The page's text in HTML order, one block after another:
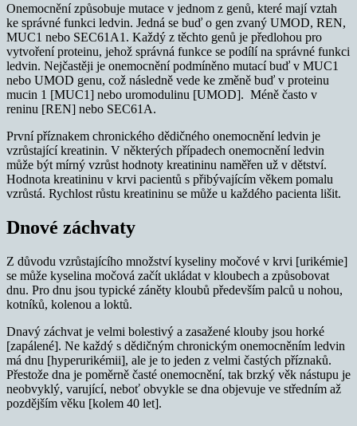
Onemocnění způsobuje mutace v jednom z genů, které mají vztah
ke správné funkci ledvin. Jedná se buď o gen zvaný UMOD, REN,
MUC1 nebo SEC61A1. Každý z těchto genů je předlohou pro
vytvoření proteinu, jehož správná funkce se podílí na správné funkci
ledvin. Nejčastěji je onemocnění podmíněno mutací buď v MUC1
nebo UMOD genu, což následně vede ke změně buď v proteinu
mucin 1 [MUC1] nebo uromodulinu [UMOD]. Méně často v
reninu [REN] nebo SEC61A.
První příznakem chronického dědičného onemocnění ledvin je
vzrůstající kreatinin. V některých případech onemocnění ledvin
může být mírný vzrůst hodnoty kreatininu naměřen už v dětství.
Hodnota kreatininu v krvi pacientů s přibývajícím věkem pomalu
vzrůstá. Rychlost růstu kreatininu se může u každého pacienta lišit.
Dnové záchvaty
Z důvodu vzrůstajícího množství kyseliny močové v krvi [urikémie]
se může kyselina močová začít ukládat v kloubech a způsobovat
dnu. Pro dnu jsou typické záněty kloubů především palců u nohou,
kotníků, kolenou a loktů.
Dnavý záchvat je velmi bolestivý a zasažené klouby jsou horké
[zapálené]. Ne každý s dědičným chronickým onemocněním ledvin
má dnu [hyperurikémii], ale je to jeden z velmi častých příznaků.
Přestože dna je poměrně časté onemocnění, tak brzký věk nástupu je
neobvyklý, varující, neboť obvykle se dna objevuje ve středním až
pozdějším věku [kolem 40 let].